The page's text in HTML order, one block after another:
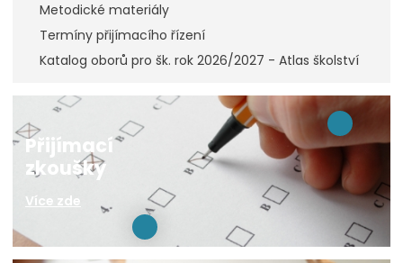
Metodické materiály
Termíny přijímacího řízení
Katalog oborů pro šk. rok 2026/2027 - Atlas školství
Přijímací
zkoušky
Více zde